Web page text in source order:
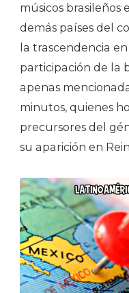
músicos brasileños
demás países del
la trascendencia
participación de la
apenas
minutos, quienes
precursores del
su aparición en